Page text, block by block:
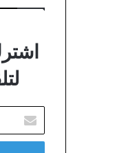
بريدك
الإلكتروني